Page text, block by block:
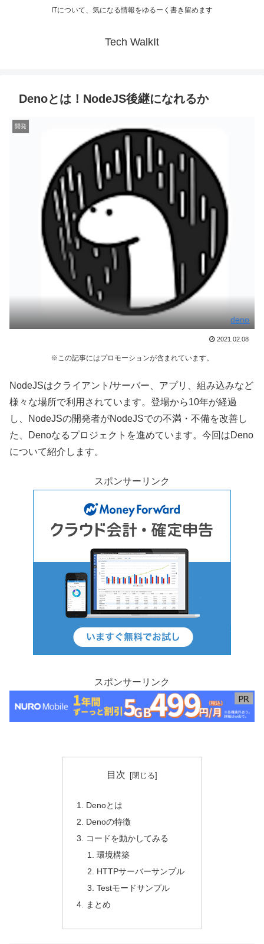
ITについて、気になる情報をゆるーく書き留めます
Tech WalkIt
Denoとは！NodeJS後継になれるか
開発
deno
2021.02.08
※この記事にはプロモーションが含まれています。
NodeJSはクライアント/サーバー、アプリ、組み込みなど
様々な場所で利用されています。登場から10年が経過
し、NodeJSの開発者がNodeJSでの不満・不備を改善し
た、Denoなるプロジェクトを進めています。今回はDeno
について紹介します。
スポンサーリンク
スポンサーリンク
目次
Denoとは
Denoの特徴
コードを動かしてみる
環境構築
HTTPサーバーサンプル
Testモードサンプル
まとめ